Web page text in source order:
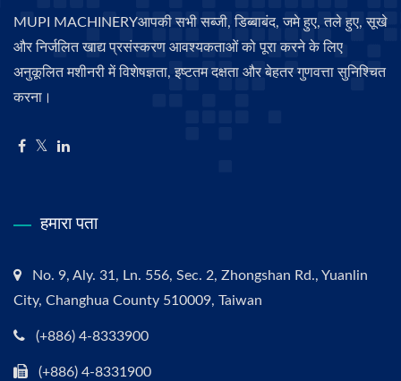
MUPI MACHINERYआपकी सभी सब्जी, डिब्बाबंद, जमे हुए, तले हुए, सूखे
और निर्जलित खाद्य प्रसंस्करण आवश्यकताओं को पूरा करने के लिए
अनुकूलित मशीनरी में विशेषज्ञता, इष्टतम दक्षता और बेहतर गुणवत्ता सुनिश्चित
करना।
हमारा पता
No. 9, Aly. 31, Ln. 556, Sec. 2, Zhongshan Rd., Yuanlin
City, Changhua County 510009, Taiwan
(+886) 4-8333900
(+886) 4-8331900